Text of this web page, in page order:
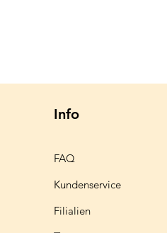
Info
FAQ
Kundenservice
Filialien